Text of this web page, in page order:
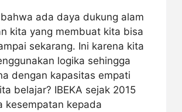
ada daya dukung alam
kita yang membuat kita bisa
sekarang. Ini karena kita
logika sehingga
dengan kapasitas empati
belajar? IBEKA sejak 2015
kesempatan kepada